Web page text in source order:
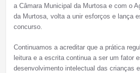
a Câmara Municipal da Murtosa e com o
da Murtosa, volta a unir esforços e lança
concurso.
Continuamos a acreditar que a prática
leitura e a escrita continua a ser um fator
desenvolvimento intelectual das crianças